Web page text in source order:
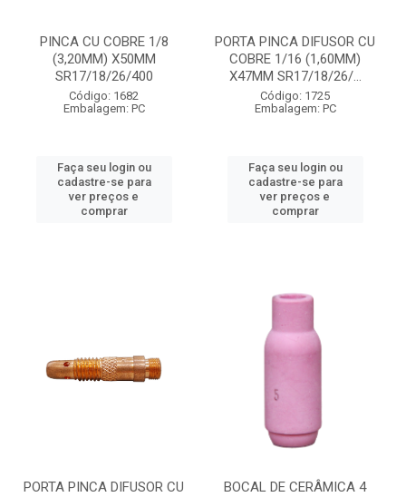
PINCA CU COBRE 1/8
(3,20MM) X50MM
SR17/18/26/400
Código: 1682
Embalagem: PC
Faça seu login ou
cadastre-se para
ver preços e
comprar
PORTA PINCA DIFUSOR CU
COBRE 1/16 (1,60MM)
X47MM SR17/18/26/...
Código: 1725
Embalagem: PC
Faça seu login ou
cadastre-se para
ver preços e
comprar
PORTA PINCA DIFUSOR CU
BOCAL DE CERÂMICA 4